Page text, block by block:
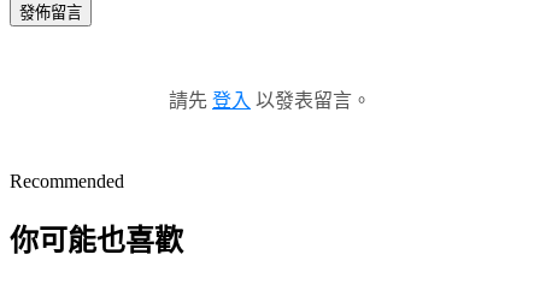
發佈留言
請先 登入 以發表留言。
Recommended
你可能也喜歡